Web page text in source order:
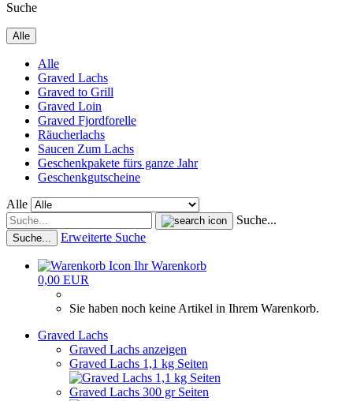
Suche
Alle
Alle
Graved Lachs
Graved to Grill
Graved Loin
Graved Fjordforelle
Räucherlachs
Saucen Zum Lachs
Geschenkpakete fürs ganze Jahr
Geschenkgutscheine
Alle
Suche...
Suche... Erweiterte Suche
Ihr Warenkorb
0,00 EUR
Sie haben noch keine Artikel in Ihrem Warenkorb.
Graved Lachs
Graved Lachs anzeigen
Graved Lachs 1,1 kg Seiten
Graved Lachs 300 gr Seiten